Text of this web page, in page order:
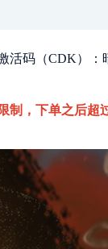
活码（CDK）
制，下单之后超